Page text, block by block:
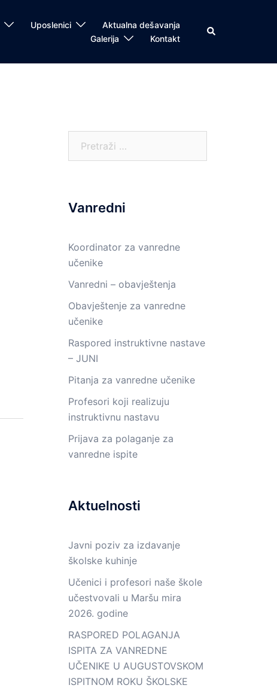
Uposlenici
Aktualna dešavanja
Galerija
Kontakt
Search
Vanredni
Koordinator za vanredne
učenike
Vanredni – obavještenja
Obavještenje za vanredne
učenike
Raspored instruktivne nastave
– JUNI
Pitanja za vanredne učenike
Profesori koji realizuju
instruktivnu nastavu
Prijava za polaganje za
vanredne ispite
Aktuelnosti
Javni poziv za izdavanje
školske kuhinje
Učenici i profesori naše škole
učestvovali u Maršu mira
2026. godine
RASPORED POLAGANJA
ISPITA ZA VANREDNE
UČENIKE U AUGUSTOVSKOM
ISPITNOM ROKU ŠKOLSKE